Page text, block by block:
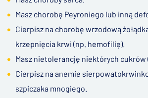
Masz chorobę Peyroniego lub inną
Cierpisz na chorobę wrzodową
krzepnięcia krwi (np. hemofilię).
Masz nietolerancję niektórych cukrów
Cierpisz na anemię
szpiczaka mnogiego.